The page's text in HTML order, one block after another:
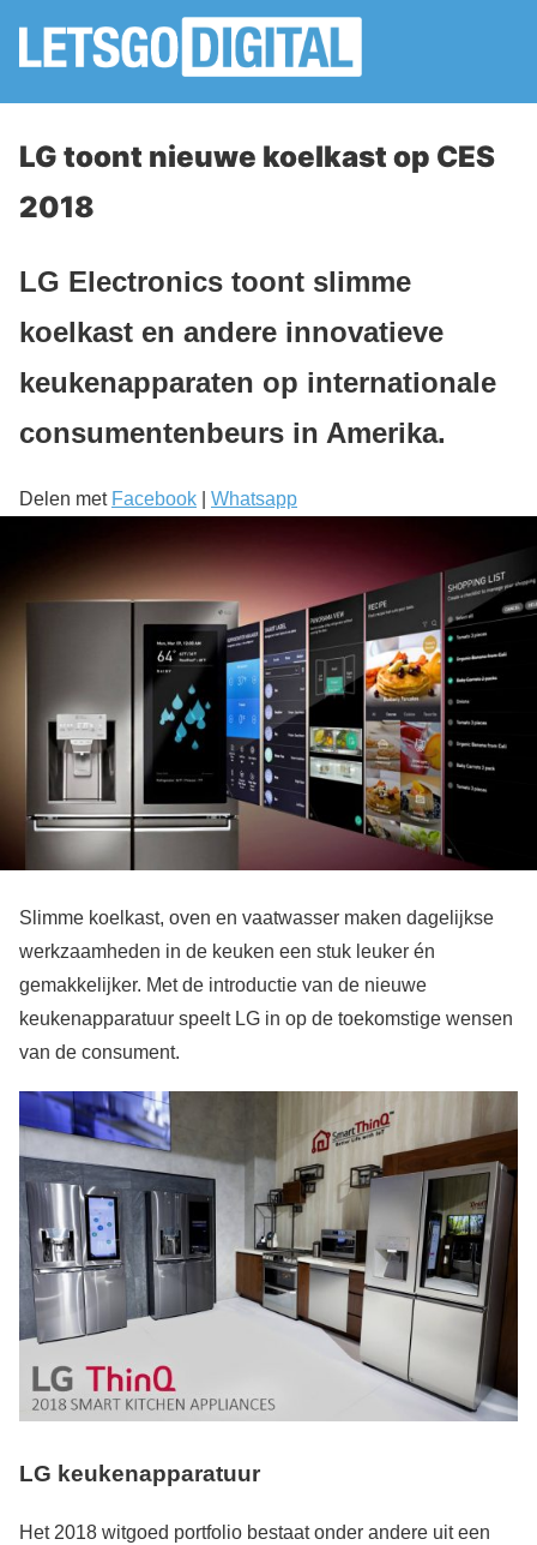
LG toont nieuwe koelkast op CES
2018
LG Electronics toont slimme
koelkast en andere innovatieve
keukenapparaten op internationale
consumentenbeurs in Amerika.
Delen met Facebook Whatsapp
Slimme koelkast, oven en vaatwasser maken dagelijkse
werkzaamheden in de keuken een stuk leuker én
gemakkelijker. Met de introductie van de nieuwe
keukenapparatuur speelt LG in op de toekomstige wensen
van de consument.
LG keukenapparatuur
Het 2018 witgoed portfolio bestaat onder andere uit een